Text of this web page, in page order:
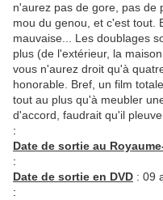
n'aurez pas de gore, pas de
mou du genou, et c'est tout.
mauvaise... Les doublages
plus (de l'extérieur, la
vous n'aurez droit qu'à
honorable. Bref, un film
tout au plus qu'à meubler
d'accord, faudrait qu'il
:
Date de sortie au
:
Date de sortie en DVD : 09
: